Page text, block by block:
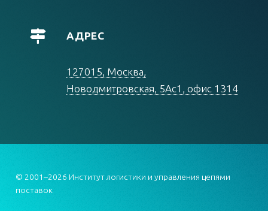
АДРЕС
127015, Москва,
Новодмитровская, 5Ас1, офис 1314
© 2001–2026 Институт логистики и управления цепями
поставок